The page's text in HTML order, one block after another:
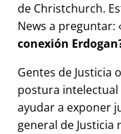
de Christchurch.
News a preguntar:
conexión
Gentes de Justicia
postura
ayudar a exponer
general de